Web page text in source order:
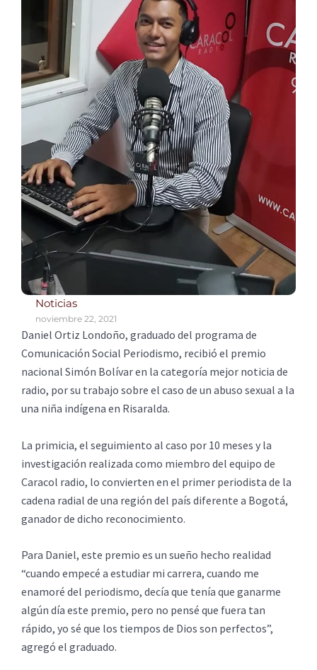
Noticias
noviembre 22, 2021
Daniel Ortiz Londoño, graduado del programa de
Comunicación Social Periodismo, recibió el premio
nacional Simón Bolívar en la categoría mejor noticia de
radio, por su trabajo sobre el caso de un abuso sexual a la
una niña indígena en Risaralda.
La primicia, el seguimiento al caso por 10 meses y la
investigación realizada como miembro del equipo de
Caracol radio, lo convierten en el primer periodista de la
cadena radial de una región del país diferente a Bogotá,
ganador de dicho reconocimiento.
Para Daniel, este premio es un sueño hecho realidad
“cuando empecé a estudiar mi carrera, cuando me
enamoré del periodismo, decía que tenía que ganarme
algún día este premio, pero no pensé que fuera tan
rápido, yo sé que los tiempos de Dios son perfectos”,
agregó el graduado.